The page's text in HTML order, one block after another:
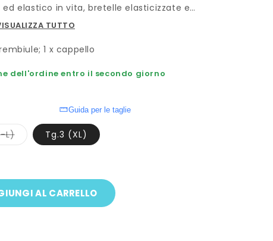
elastico in vita, bretelle elasticizzate e
a sbuffo con elastico in vita e cappello.
TUTTO
1 x cappello
dell'ordine entro il secondo giorno
Guida per le taglie
L)Variante
esaurita
Tg.3 (XL)
AL CARRELLO